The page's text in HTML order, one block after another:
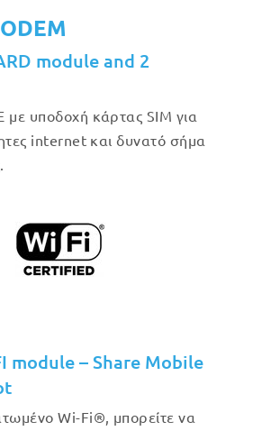
module and 2
με υποδοχή κάρτας SIM για
internet και δυνατό σήμα
module – Share Mobile
Wi-Fi®, μπορείτε να